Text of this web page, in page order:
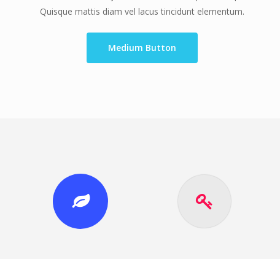
Quisque mattis diam vel lacus tincidunt elementum.
Medium Button